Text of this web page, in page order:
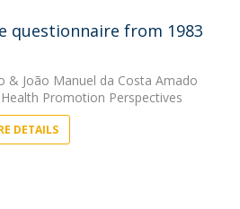
questionnaire from 1983
& João Manuel da Costa Amado
Promotion Perspectives
DETAILS